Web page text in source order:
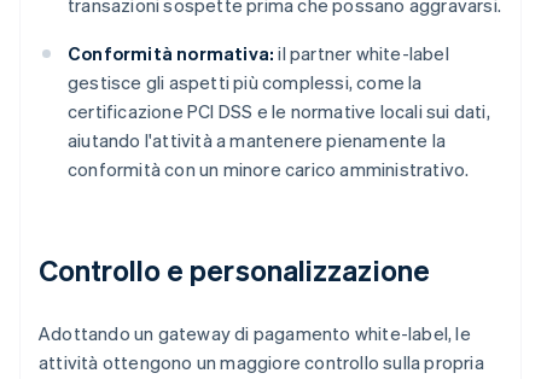
transazioni sospette prima che possano aggravarsi.
Conformità normativa: il partner white-label
gestisce gli aspetti più complessi, come la
certificazione PCI DSS e le normative locali sui dati,
aiutando l'attività a mantenere pienamente la
conformità con un minore carico amministrativo.
Controllo e personalizzazione
Adottando un gateway di pagamento white-label, le
attività ottengono un maggiore controllo sulla propria